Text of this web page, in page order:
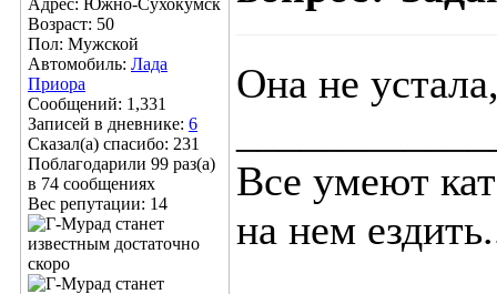
Адрес: Южно-Сухокумск
Возраст: 50
Пол: Мужской
Автомобиль: Лада
Приора
Сообщений: 1,331
Записей в дневнике: 6
Сказал(а) спасибо: 231
Поблагодарили 99 раз(а)
в 74 сообщениях
Вес репутации: 14
Она не
Все умеют
на нем